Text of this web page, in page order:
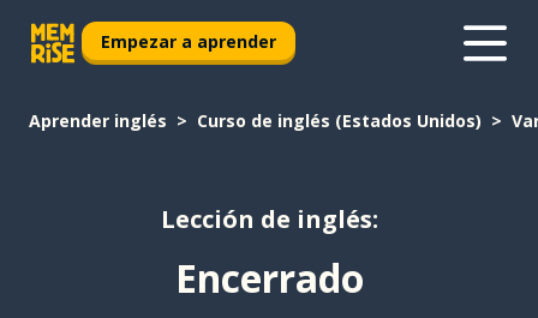
Empezar a aprender
Aprender inglés Curso de inglés (Estados Unidos)
Lección de inglés:
Encerrado